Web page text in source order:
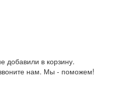
добавили в корзину.
нам. Мы - поможем!